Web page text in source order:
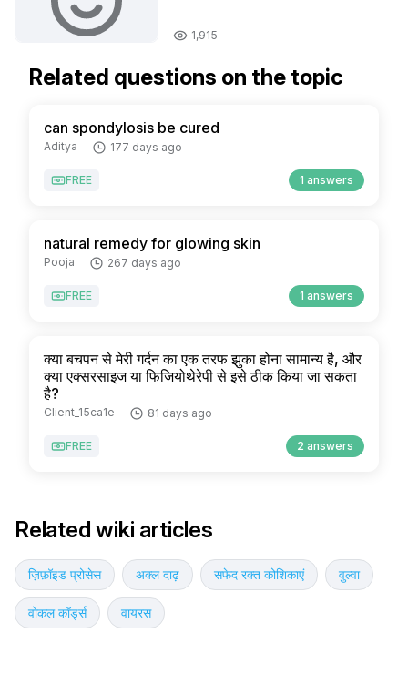
1,915
Related questions on the topic
can spondylosis be cured
Aditya 177 days ago
FREE 1 answers
natural remedy for glowing skin
Pooja 267 days ago
FREE 1 answers
क्या बचपन से मेरी गर्दन का एक तरफ झुका होना सामान्य है, और
क्या एक्सरसाइज या फिजियोथेरेपी से इसे ठीक किया जा सकता
है?
Client_15ca1e 81 days ago
FREE 2 answers
Related wiki articles
ज़िफ़ॉइड प्रोसेस अक्ल दाढ़ सफेद रक्त कोशिकाएं वुल्वा
वोकल कॉर्ड्स वायरस